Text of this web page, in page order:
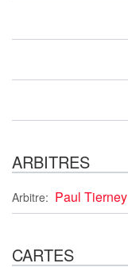
ARBITRES
Arbitre: Paul Tierney
CARTES